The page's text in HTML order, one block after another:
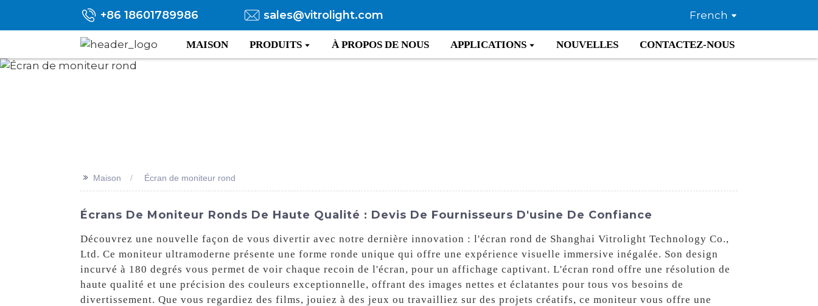
+86 18601789986 sales@vitrolight.com French
MAISON PRODUITS À PROPOS DE NOUS APPLICATIONS NOUVELLES CONTACTEZ-NOUS
>> Maison Écran de moniteur rond
Écrans De Moniteur Ronds De Haute Qualité : Devis De Fournisseurs D'usine De Confiance
Découvrez une nouvelle façon de vous divertir avec notre dernière innovation : l'écran rond de Shanghai Vitrolight Technology Co.,
Ltd. Ce moniteur ultramoderne présente une forme ronde unique qui offre une expérience visuelle immersive inégalée. Son design
incurvé à 180 degrés vous permet de voir chaque recoin de l'écran, pour un affichage captivant. L'écran rond offre une résolution de
haute qualité et une précision des couleurs exceptionnelle, offrant des images nettes et éclatantes pour tous vos besoins de
divertissement. Que vous regardiez des films, jouiez à des jeux ou travailliez sur des projets créatifs, ce moniteur vous offre une